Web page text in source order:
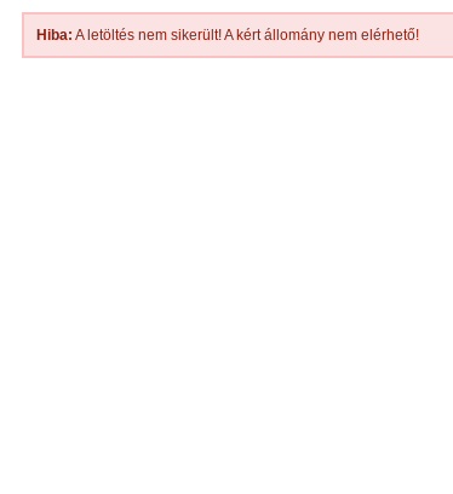
Hiba: A letöltés nem sikerült! A kért állomány nem elérhető!